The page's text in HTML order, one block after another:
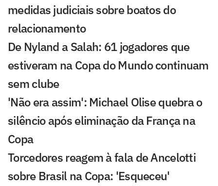
medidas judiciais sobre boatos do
relacionamento
De Nyland a Salah: 61 jogadores que
estiveram na Copa do Mundo continuam
sem clube
'Não era assim': Michael Olise quebra o
silêncio após eliminação da França na
Copa
Torcedores reagem à fala de Ancelotti
sobre Brasil na Copa: 'Esqueceu'